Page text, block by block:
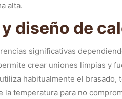
alta.
diseño de
significativas
crear uniones limpias y
habitualmente el brasado,
temperatura para no